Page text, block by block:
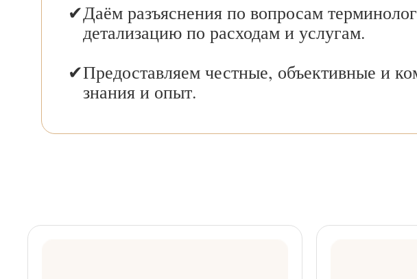
Даём разъяснения по вопросам
детализацию по расходам и услугам.
Предоставляем честные, объективные и
знания и опыт.